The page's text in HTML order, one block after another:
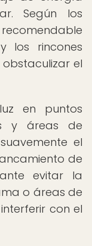
Según los
los rincones
el
en puntos
y áreas de
el
de
evitar la
o áreas de
con el